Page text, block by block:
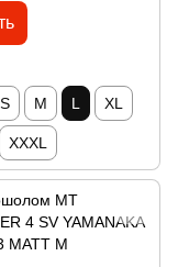
S M L XL
XXXL